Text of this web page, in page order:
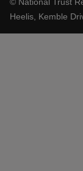
Heelis, Kemble